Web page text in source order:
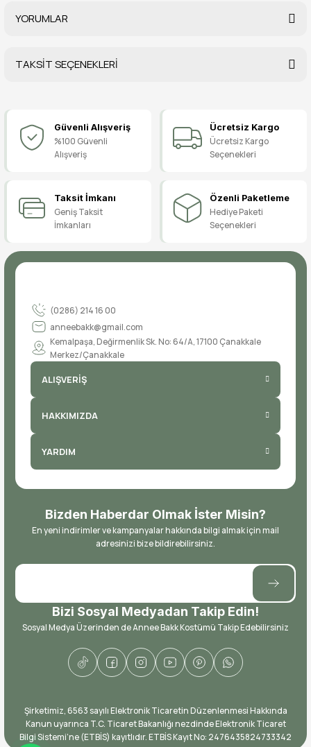
YORUMLAR
Yorum Yaz
TAKSİT SEÇENEKLERİ
Güvenli Alışveriş
%100 Güvenli
Alışveriş
Ücretsiz Kargo
Ücretsiz Kargo
Seçenekleri
Taksit İmkanı
Geniş Taksit
İmkanları
Özenli Paketleme
Hediye Paketi
Seçenekleri
(0286) 214 16 00
anneebakk@gmail.com
Kemalpaşa, Değirmenlik Sk. No: 64/A, 17100 Çanakkale
Merkez/Çanakkale
ALIŞVERİŞ
HAKKIMIZDA
YARDIM
Bizden Haberdar Olmak İster Misin?
En yeni indirimler ve kampanyalar hakkında bilgi almak için mail
adresinizi bize bildirebilirsiniz.
Bizi Sosyal Medyadan Takip Edin!
Sosyal Medya Üzerinden de Annee Bakk Kostümü Takip Edebilirsiniz
​Şirketimiz, 6563 sayılı Elektronik Ticaretin Düzenlenmesi Hakkında
Kanun uyarınca T.C. Ticaret Bakanlığı nezdinde Elektronik Ticaret
Bilgi Sistemi’ne (ETBİS) kayıtlıdır. ETBİS Kayıt No: ​2476435824733342